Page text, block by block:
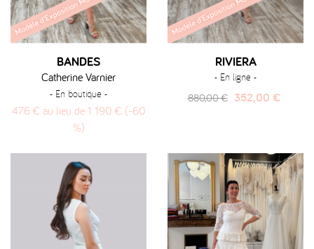
BANDES
Catherine Varnier
- En boutique -
476 € au lieu de 1 190 € (-60
%)
RIVIERA
- En ligne -
Prix
880,00 € Prix
352,00 €